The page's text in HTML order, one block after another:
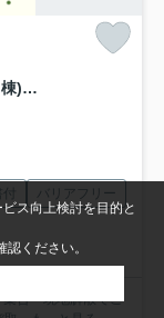
【新築平屋】太田市鳥山中町 １号棟(全２棟) ブルーミングガーデン 新築建売分譲
バリアフリー
集合・現地解散でご
ス向上検討を目的と
認ください。